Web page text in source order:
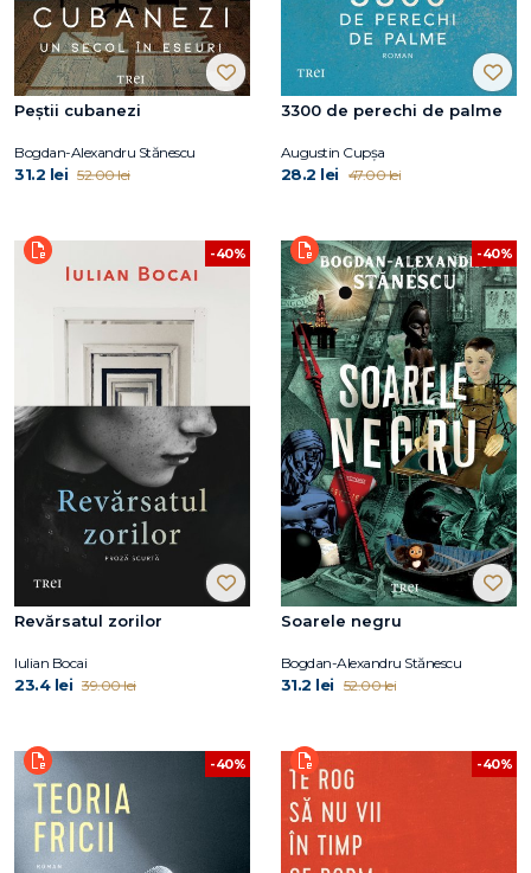
Peștii cubanezi
Bogdan-Alexandru Stănescu
31.2 lei 52.00 lei
3300 de perechi de palme
Augustin Cupşa
28.2 lei 47.00 lei
-40%
Revărsatul zorilor
Iulian Bocai
23.4 lei 39.00 lei
-40%
Soarele negru
Bogdan-Alexandru Stănescu
31.2 lei 52.00 lei
-40% -40%